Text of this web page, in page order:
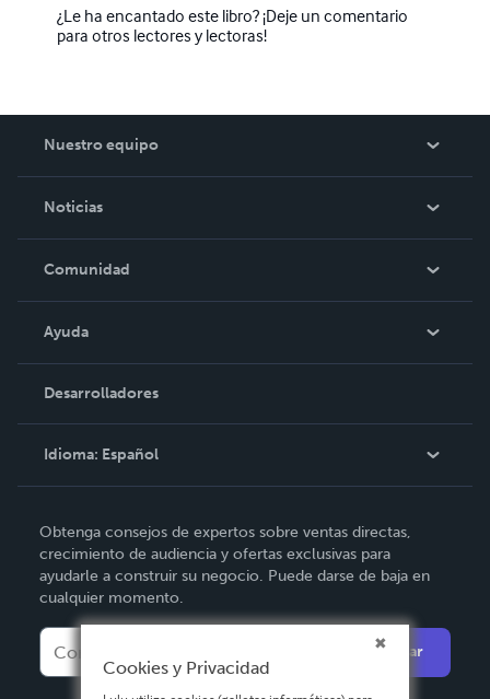
¿Le ha encantado este libro? ¡Deje un comentario
para otros lectores y lectoras!
Nuestro equipo
Acerca de nosotros
Noticias
En las noticias
Comunidad
Podcast
Ayuda
Búsqueda del pedido
Base de conocimientos
Comuníquese con Soporte
Desarrolladores
Idioma: Español
Deutsch
Français
Italiano
Español
Obtenga consejos de expertos sobre ventas directas,
crecimiento de audiencia y ofertas exclusivas para
ayudarle a construir su negocio. Puede darse de baja en
cualquier momento.
Enviar
Cookies y Privacidad